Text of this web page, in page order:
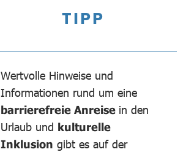
TIPP
Wertvolle Hinweise und
Informationen rund um eine
barrierefreie Anreise in den
Urlaub und kulturelle
Inklusion gibt es auf der